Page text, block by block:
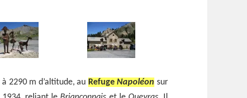
2290 m d’altitude, au RefugeNapoléon sur